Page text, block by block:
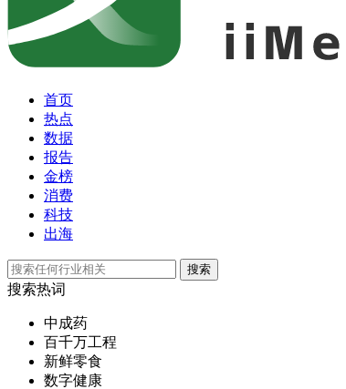
首页
热点
数据
报告
金榜
消费
科技
出海
搜索
搜索热词
中成药
百千万工程
新鲜零食
数字健康